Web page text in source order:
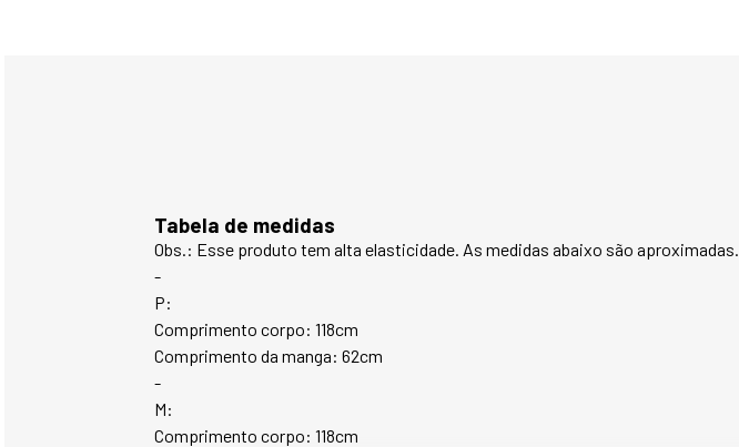
Tabela de medidas
Obs.: Esse produto tem alta elasticidade. As medidas abaixo são aproximadas.
-
P:
Comprimento corpo: 118cm
Comprimento da manga: 62cm
-
M:
Comprimento corpo: 118cm